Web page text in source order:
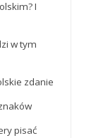
I
w tym
zdanie
pisać